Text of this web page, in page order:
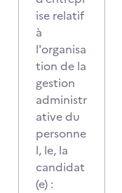
ise relatif
à
l'organisa
tion de la
gestion
administr
ative du
personne
l, le, la
candidat
(e) :